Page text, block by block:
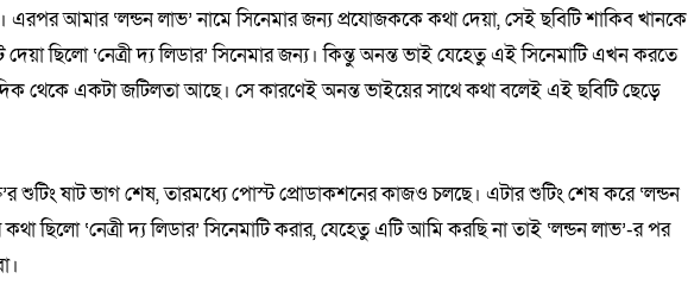
আমার ‘লন্ডন লাভ’ নামে সিনেমার জন্য প্রযোজককে কথা দেয়া, সেই ছবিটি শাকিব খানকে
ছিলো ‘নেত্রী দ্য লিডার’ সিনেমার জন্য। কিন্তু অনন্ত ভাই যেহেতু এই সিনেমাটি এখন করতে
থেকে একটা জটিলতা আছে। সে কারণেই অনন্ত ভাইয়ের সাথে কথা বলেই এই ছবিটি ছেড়ে
শুটিং ষাট ভাগ শেষ, তারমধ্যে পোস্ট প্রোডাকশনের কাজও চলছে। এটার শুটিং শেষ করে ‘লন্ডন
ছিলো ‘নেত্রী দ্য লিডার’ সিনেমাটি করার, যেহেতু এটি আমি করছি না তাই ‘লন্ডন লাভ’-র পর